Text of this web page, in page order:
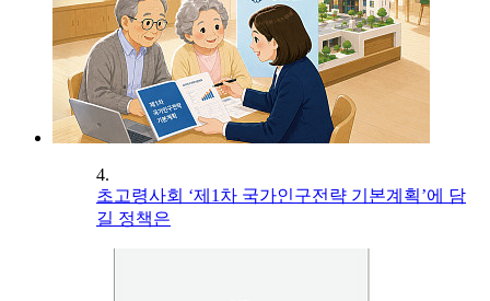
4.
초고령사회 ‘제1차 국가인구전략 기본계획’에 담
길 정책은